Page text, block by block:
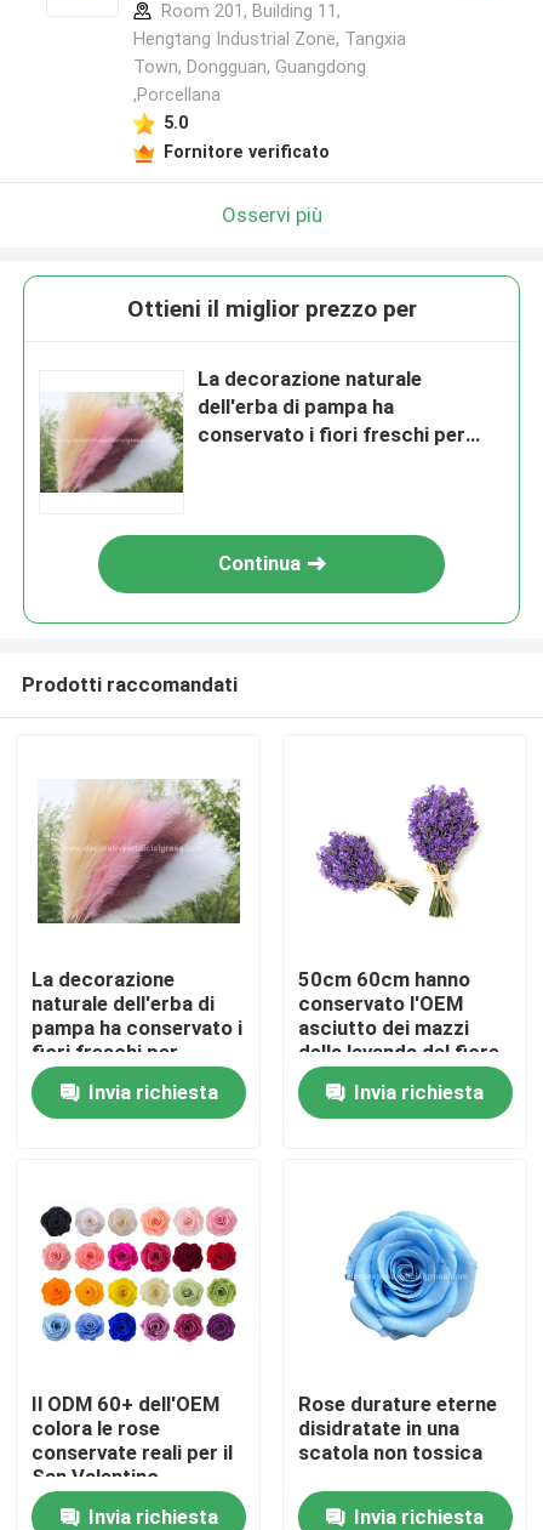
Casa
Prodotti
Chi siamo
Controllo di qualità
Notizia
Casi
Room 201, Building 11,
Hengtang Industrial Zone, Tangxia
Town, Dongguan, Guangdong
,Porcellana
5.0
Fornitore verificato
Osservi più
Ottieni il miglior prezzo per
La decorazione naturale
dell'erba di pampa ha
conservato i fiori freschi per
Continua
Prodotti raccomandati
La decorazione
naturale dell'erba di
pampa ha conservato i
fiori freschi per
Dropshipping
Invia richiesta
50cm 60cm hanno
conservato l'OEM
asciutto dei mazzi
della lavanda del fiore
fresco
Invia richiesta
Il ODM 60+ dell'OEM
colora le rose
conservate reali per il
San Valentino
Invia richiesta
Rose durature eterne
disidratate in una
scatola non tossica
Invia richiesta